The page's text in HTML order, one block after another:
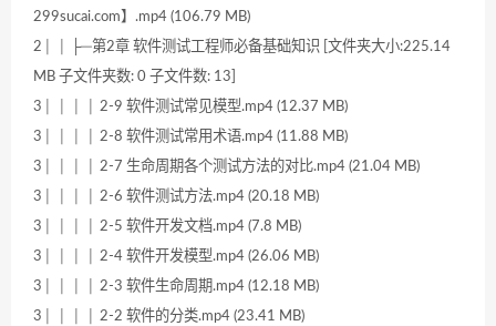
299sucai.com】.mp4 (106.79 MB)
2│ │ ├─第2章 软件测试工程师必备基础知识 [文件夹大小:225.14
MB 子文件夹数: 0 子文件数: 13]
3│ │ │ │ 2-9 软件测试常见模型.mp4 (12.37 MB)
3│ │ │ │ 2-8 软件测试常用术语.mp4 (11.88 MB)
3│ │ │ │ 2-7 生命周期各个测试方法的对比.mp4 (21.04 MB)
3│ │ │ │ 2-6 软件测试方法.mp4 (20.18 MB)
3│ │ │ │ 2-5 软件开发文档.mp4 (7.8 MB)
3│ │ │ │ 2-4 软件开发模型.mp4 (26.06 MB)
3│ │ │ │ 2-3 软件生命周期.mp4 (12.18 MB)
3│ │ │ │ 2-2 软件的分类.mp4 (23.41 MB)